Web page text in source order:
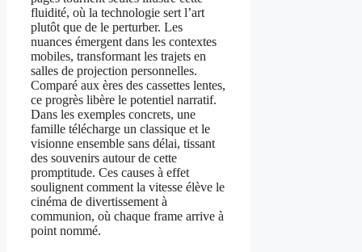
fluidité, où la technologie sert l’art
plutôt que de le perturber. Les
nuances émergent dans les contextes
mobiles, transformant les trajets en
salles de projection personnelles.
Comparé aux ères des cassettes lentes,
ce progrès libère le potentiel narratif.
Dans les exemples concrets, une
famille télécharge un classique et le
visionne ensemble sans délai, tissant
des souvenirs autour de cette
promptitude. Ces causes à effet
soulignent comment la vitesse élève le
cinéma de divertissement à
communion, où chaque frame arrive à
point nommé.